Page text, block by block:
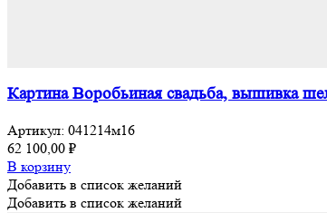
Картина Воробьиная свадьба, вышивка
Артикул: 041214м16
62 100,00 ₽
В корзину
Добавить в список желаний
Добавить в список желаний